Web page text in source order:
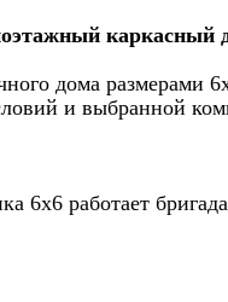
каркасный
дома размерами
и выбранной
6х6 работает